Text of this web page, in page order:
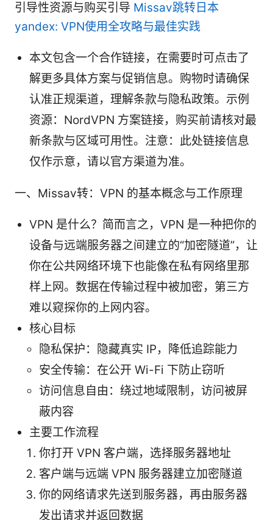
引导性资源与购买引导 Missav跳转日本
yandex: VPN使用全攻略与最佳实践
本文包含一个合作链接，在需要时可点击了
解更多具体方案与促销信息。购物时请确保
认准正规渠道，理解条款与隐私政策。示例
资源：NordVPN 方案链接，购买前请核对最
新条款与区域可用性。注意：此处链接信息
仅作示意，请以官方渠道为准。
一、Missav转：VPN 的基本概念与工作原理
VPN 是什么？简而言之，VPN 是一种把你的
设备与远端服务器之间建立的“加密隧道”，让
你在公共网络环境下也能像在私有网络里那
样上网。数据在传输过程中被加密，第三方
难以窥探你的上网内容。
核心目标
隐私保护：隐藏真实 IP，降低追踪能力
安全传输：在公开 Wi-Fi 下防止窃听
访问信息自由：绕过地域限制，访问被屏
蔽内容
主要工作流程
你打开 VPN 客户端，选择服务器地址
客户端与远端 VPN 服务器建立加密隧道
你的网络请求先送到服务器，再由服务器
发出请求并返回数据